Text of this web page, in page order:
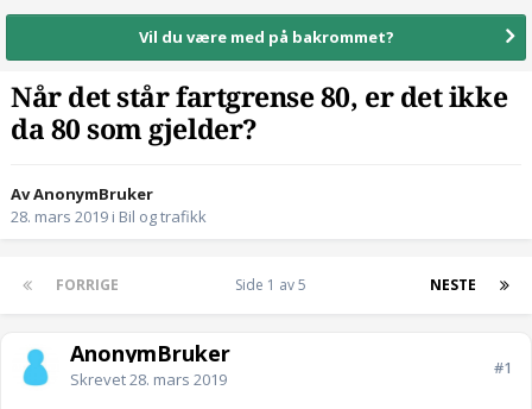
Vil du være med på bakrommet?
Når det står fartgrense 80, er det ikke
da 80 som gjelder?
Av AnonymBruker
28. mars 2019 i Bil og trafikk
FORRIGE NESTE
Side 1 av 5
AnonymBruker
Skrevet28. mars 2019
#1